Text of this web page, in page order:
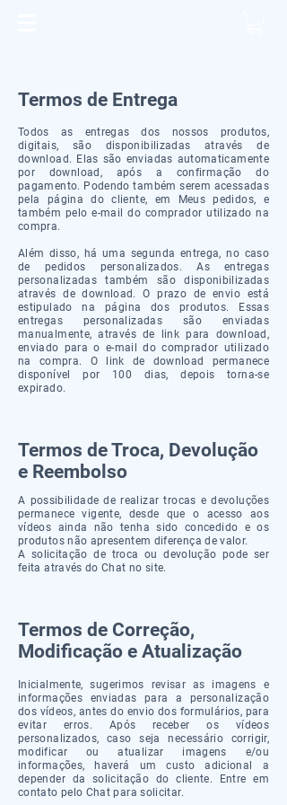
Termos de Entrega
Todos as entregas dos nossos produtos,
digitais, são disponibilizadas através de
download. Elas são enviadas automaticamente
por download, após a confirmação do
pagamento. Podendo também serem acessadas
pela página do cliente, em Meus pedidos, e
também pelo e-mail do comprador utilizado na
compra.
Além disso, há uma segunda entrega, no caso
de pedidos personalizados. As entregas
personalizadas também são disponibilizadas
através de download. O prazo de envio está
estipulado na página dos produtos. Essas
entregas personalizadas são enviadas
manualmente, através de link para download,
enviado para o e-mail do comprador utilizado
na compra. O link de download permanece
disponível por 100 dias, depois torna-se
expirado.
Termos de Troca, Devolução
e Reembolso
A possibilidade de realizar trocas e devoluções
permanece vigente, desde que o acesso aos
vídeos ainda não tenha sido concedido e os
produtos não apresentem diferença de valor.
A solicitação de troca ou devolução pode ser
feita através do Chat no site.
Termos de Correção,
Modificação e Atualização
Inicialmente, sugerimos revisar as imagens e
informações enviadas para a personalização
dos vídeos, antes do envio dos formulários, para
evitar erros. Após receber os vídeos
personalizados, caso seja necessário corrigir,
modificar ou atualizar imagens e/ou
informações, haverá um custo adicional a
depender da solicitação do cliente. Entre em
contato pelo Chat para solicitar.